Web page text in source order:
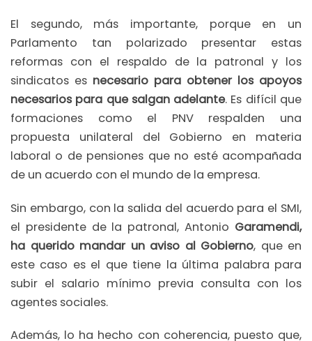
El segundo, más importante, porque en un
Parlamento tan polarizado presentar estas
reformas con el respaldo de la patronal y los
sindicatos es necesario para obtener los apoyos
necesarios para que salgan adelante. Es difícil que
formaciones como el PNV respalden una
propuesta unilateral del Gobierno en materia
laboral o de pensiones que no esté acompañada
de un acuerdo con el mundo de la empresa.
Sin embargo, con la salida del acuerdo para el SMI,
el presidente de la patronal, Antonio Garamendi,
ha querido mandar un aviso al Gobierno, que en
este caso es el que tiene la última palabra para
subir el salario mínimo previa consulta con los
agentes sociales.
Además, lo ha hecho con coherencia, puesto que,